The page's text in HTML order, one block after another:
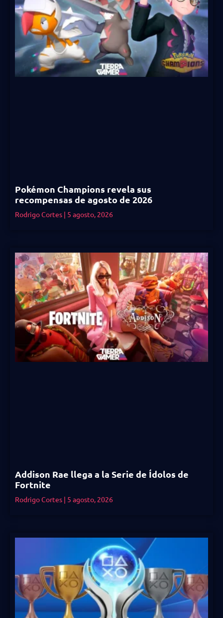
Pokémon Champions revela sus
recompensas de agosto de 2026
Rodrigo Cortes 5 agosto, 2026
Addison Rae llega a la Serie de Ídolos de
Fortnite
Rodrigo Cortes 5 agosto, 2026